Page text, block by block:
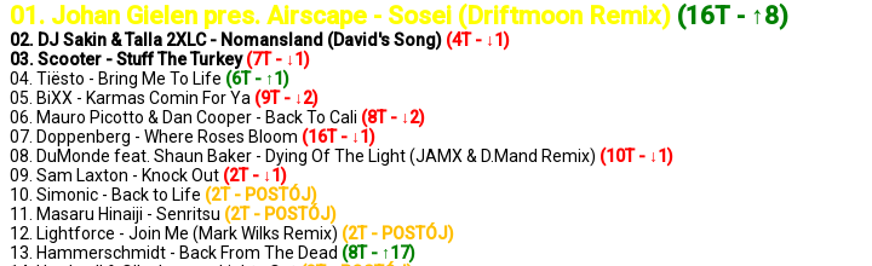
01. Johan Gielen pres. Airscape - Sosei (Driftmoon Remix) (16T - ↑8)
02. DJ Sakin & Talla 2XLC - Nomansland (David's Song) (4T - ↓1)
03. Scooter - Stuff The Turkey(7T - ↓1)
04. Tiësto - Bring Me To Life (6T - ↑1)
05. BiXX - Karmas Comin For Ya (9T - ↓2)
06. Mauro Picotto & Dan Cooper - Back To Cali (8T - ↓2)
07. Doppenberg - Where Roses Bloom (16T - ↓1)
08. DuMonde feat. Shaun Baker - Dying Of The Light (JAMX & D.Mand Remix) (10T - ↓1)
09. Sam Laxton - Knock Out (2T - ↓1)
10. Simonic - Back to Life (2T - POSTÓJ)
11. Masaru Hinaiji - Senritsu (2T - POSTÓJ)
12. Lightforce - Join Me (Mark Wilks Remix) (2T - POSTÓJ)
13. Hammerschmidt - Back From The Dead (8T - ↑17)